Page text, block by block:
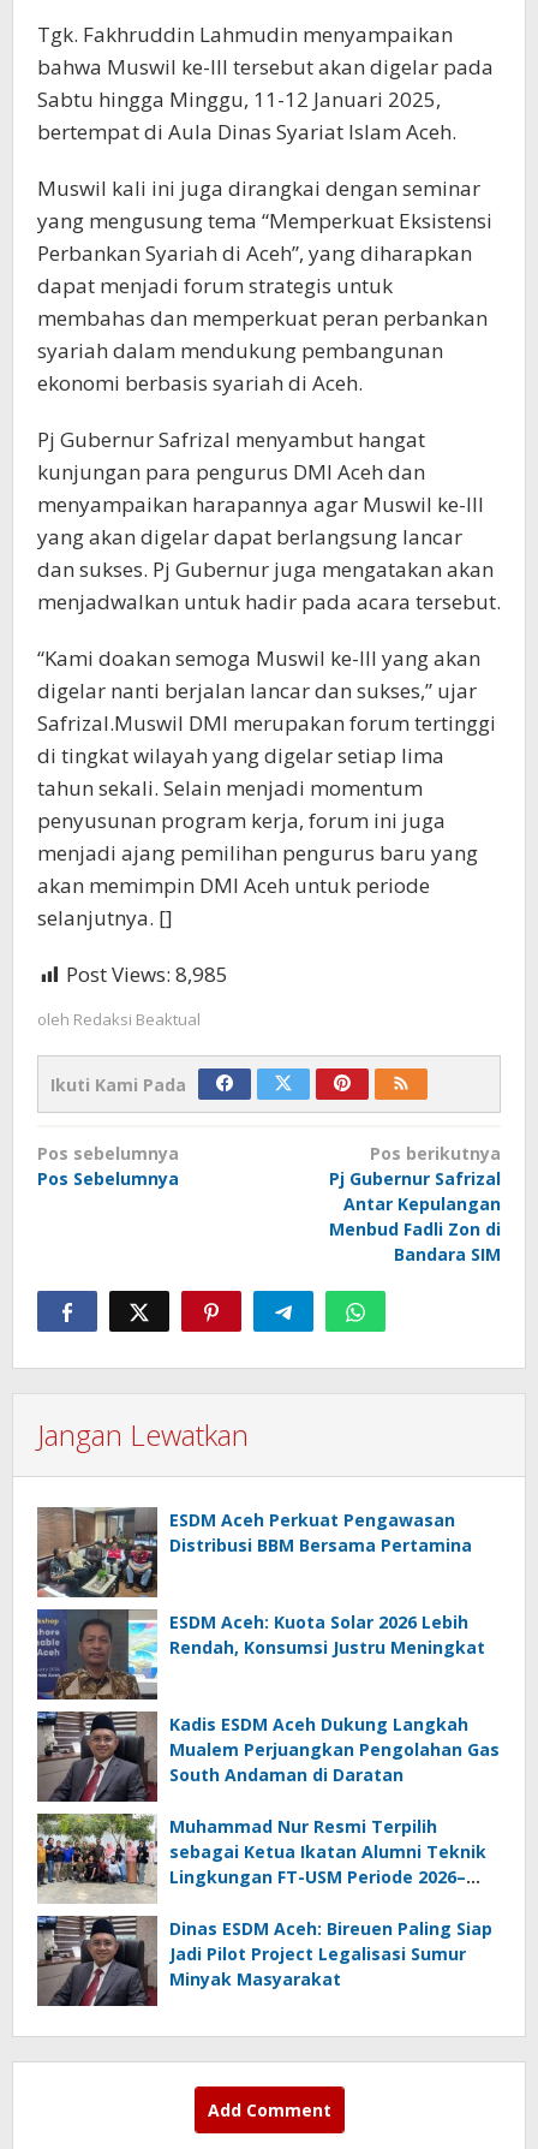
Tgk. Fakhruddin Lahmudin menyampaikan
bahwa Muswil ke-III tersebut akan digelar pada
Sabtu hingga Minggu, 11-12 Januari 2025,
bertempat di Aula Dinas Syariat Islam Aceh.
Muswil kali ini juga dirangkai dengan seminar
yang mengusung tema “Memperkuat Eksistensi
Perbankan Syariah di Aceh”, yang diharapkan
dapat menjadi forum strategis untuk
membahas dan memperkuat peran perbankan
syariah dalam mendukung pembangunan
ekonomi berbasis syariah di Aceh.
Pj Gubernur Safrizal menyambut hangat
kunjungan para pengurus DMI Aceh dan
menyampaikan harapannya agar Muswil ke-III
yang akan digelar dapat berlangsung lancar
dan sukses. Pj Gubernur juga mengatakan akan
menjadwalkan untuk hadir pada acara tersebut.
“Kami doakan semoga Muswil ke-III yang akan
digelar nanti berjalan lancar dan sukses,” ujar
Safrizal.Muswil DMI merupakan forum tertinggi
di tingkat wilayah yang digelar setiap lima
tahun sekali. Selain menjadi momentum
penyusunan program kerja, forum ini juga
menjadi ajang pemilihan pengurus baru yang
akan memimpin DMI Aceh untuk periode
selanjutnya. []
Post Views: 8,985
oleh Redaksi Beaktual
Ikuti Kami Pada
Navigasi
pos
Pos sebelumnya
Pos Sebelumnya
Pos berikutnya
Pj Gubernur Safrizal
Antar Kepulangan
Menbud Fadli Zon di
Bandara SIM
Jangan Lewatkan
ESDM Aceh Perkuat Pengawasan
Distribusi BBM Bersama Pertamina
ESDM Aceh: Kuota Solar 2026 Lebih
Rendah, Konsumsi Justru Meningkat
Kadis ESDM Aceh Dukung Langkah
Mualem Perjuangkan Pengolahan Gas
South Andaman di Daratan
Muhammad Nur Resmi Terpilih
sebagai Ketua Ikatan Alumni Teknik
Lingkungan FT-USM Periode 2026–
Dinas ESDM Aceh: Bireuen Paling Siap
Jadi Pilot Project Legalisasi Sumur
Minyak Masyarakat
Add Comment